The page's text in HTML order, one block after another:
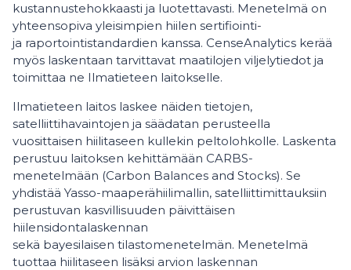
kustannustehokkaasti ja luotettavasti. Menetelmä on
yhteensopiva yleisimpien hiilen sertifiointi-
ja raportointistandardien kanssa. CenseAnalytics kerää
myös laskentaan tarvittavat maatilojen viljelytiedot ja
toimittaa ne Ilmatieteen laitokselle.
Ilmatieteen laitos laskee näiden tietojen,
satelliittihavaintojen ja säädatan perusteella
vuosittaisen hiilitaseen kullekin peltolohkolle. Laskenta
perustuu laitoksen kehittämään CARBS-
menetelmään (Carbon Balances and Stocks). Se
yhdistää Yasso-maaperähiilimallin, satelliittimittauksiin
perustuvan kasvillisuuden päivittäisen
hiilensidontalaskennan
sekä bayesilaisen tilastomenetelmän. Menetelmä
tuottaa hiilitaseen lisäksi arvion laskennan